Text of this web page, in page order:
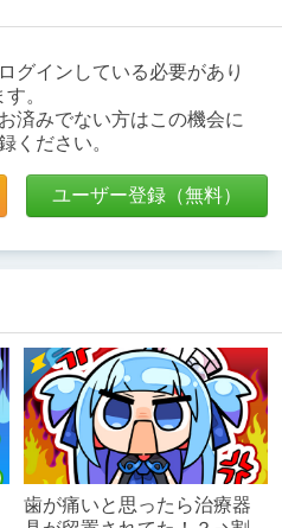
グインしている必要があり
す。
済みでない方はこの機会に
ください。
ユーザー登録（無料）
歯が痛いと思ったら治療器